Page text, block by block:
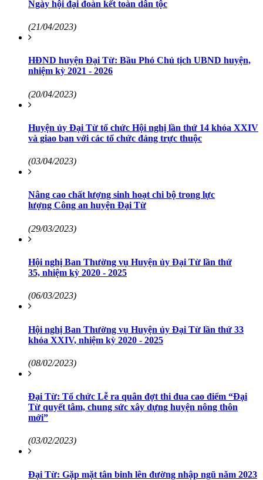
Ngày hội đại đoàn kết toàn dân tộc
(21/04/2023)
HĐND huyện Đại Từ: Bầu Phó Chủ tịch UBND huyện,
nhiệm kỳ 2021 - 2026
(20/04/2023)
Huyện ủy Đại Từ tổ chức Hội nghị lần thứ 14 khóa XXIV
và giao ban với các tổ chức đảng trực thuộc
(03/04/2023)
Nâng cao chất lượng sinh hoạt chi bộ trong lực
lượng Công an huyện Đại Từ
(29/03/2023)
Hội nghị Ban Thường vụ Huyện ủy Đại Từ lần thứ
35, nhiệm kỳ 2020 - 2025
(06/03/2023)
Hội nghị Ban Thường vụ Huyện ủy Đại Từ lần thứ 33
khóa XXIV, nhiệm kỳ 2020 - 2025
(08/02/2023)
Đại Từ: Tổ chức Lễ ra quân đợt thi đua cao điểm “Đại
Từ quyết tâm, chung sức xây dựng huyện nông thôn
mới”
(03/02/2023)
Đại Từ: Gặp mặt tân binh lên đường nhập ngũ năm 2023